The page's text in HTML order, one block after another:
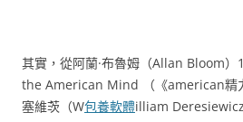
其實，從阿蘭·布魯姆（Allan Bloom
the American Mind （《american精
塞維茨（W包養軟體illiam